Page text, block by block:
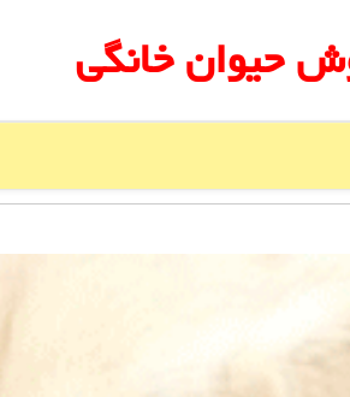
حیوان خانگی